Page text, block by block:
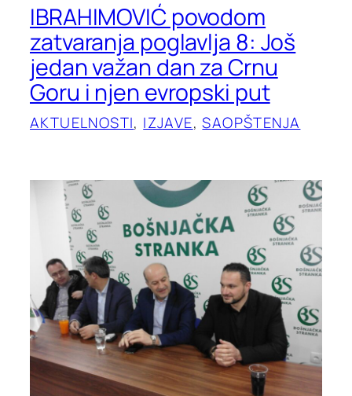
IBRAHIMOVIĆ povodom
zatvaranja poglavlja 8: Još
jedan važan dan za Crnu
Goru i njen evropski put
AKTUELNOSTI, IZJAVE, SAOPŠTENJA